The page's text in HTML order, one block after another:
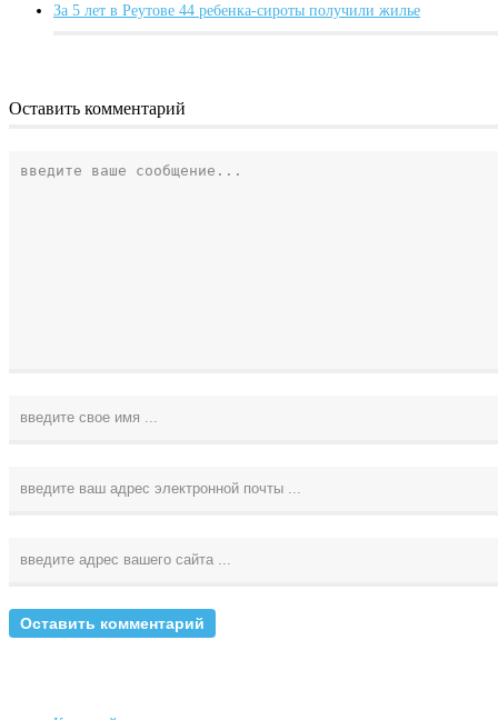
За 5 лет в Реутове 44 ребенка-сироты получили жилье
Оставить комментарий